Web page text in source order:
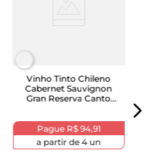
Vinho Tinto Chileno
Cabernet Sauvignon
Gran Reserva Canto
Pague R$ 94,91
a partir de4un